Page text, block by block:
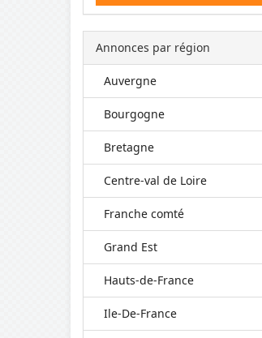
Annonces par région
Auvergne
Bourgogne
Bretagne
Centre-val de Loire
Franche comté
Grand Est
Hauts-de-France
Ile-De-France